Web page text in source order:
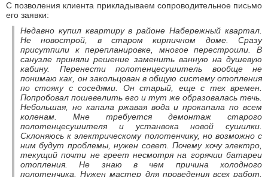
С позволения клиента прикладываем сопроводительное письмо
его заявки:
Недавно купил квартиру в районе Набережный квартал.
Не новострой, в старом кирпичном доме. Сразу
присутпили к перепланировке, многое перестроили. В
санузле приняли решение заменить ванную на душевую
кабину. Перенести полотенцесушитель вообще не
понимаю как, он закольцован в общую систему отопления
по стояку с соседями. Он старый, еще с тех времен.
Попробовал пошевелить его и тут же образовалась течь.
Небольшая, но капала ржавая вода и прокапала по всем
коленам. Мне требуется демонтаж старого
полотенцесушителя и устанвока новой сушилки.
Склоняюсь к электрическому полотенчику, но возможно с
ним будут проблемы, нужен совет. Почему хочу электро,
текущий почти не греет несмотря на горячии батареи
отопления. Не знаю в чем причина холодного
полотенчика. Нужен мастер для проведения всех работ.